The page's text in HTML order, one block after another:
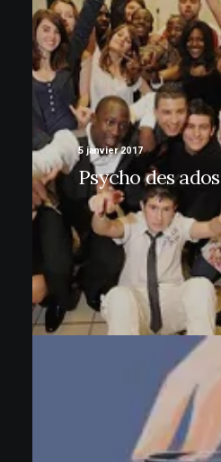
5 janvier 2017
Psycho des ados